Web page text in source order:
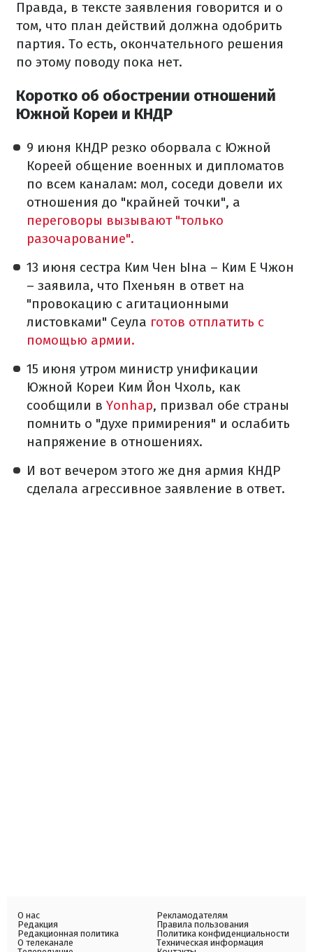
Правда, в тексте заявления говорится и о
том, что план действий должна одобрить
партия. То есть, окончательного решения
по этому поводу пока нет.
Коротко об обострении отношений
Южной Кореи и КНДР
9 июня КНДР резко оборвала с Южной
Кореей общение военных и дипломатов
по всем каналам: мол, соседи довели их
отношения до "крайней точки", а
переговоры вызывают "только
разочарование".
13 июня сестра Ким Чен Ына – Ким Е Чжон
– заявила, что Пхеньян в ответ на
"провокацию с агитационными
листовками" Сеула готов отплатить с
помощью армии.
15 июня утром министр унификации
Южной Кореи Ким Йон Чхоль, как
сообщили в Yonhap, призвал обе страны
помнить о "духе примирения" и ослабить
напряжение в отношениях.
И вот вечером этого же дня армия КНДР
сделала агрессивное заявление в ответ.
О нас
Редакция
Редакционная политика
О телеканале
Рекламодателям
Правила пользования
Политика конфиденциальности
Техническая информация